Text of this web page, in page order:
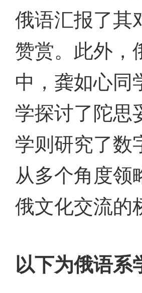
俄语汇报了其
赞赏。此外，
中，龚如心同
学探讨了陀思
学则研究了数
从多个角度领
俄文化交流的
以下为俄语系